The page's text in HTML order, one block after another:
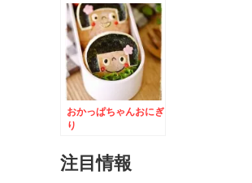
おかっぱちゃんおにぎ
り
注目情報